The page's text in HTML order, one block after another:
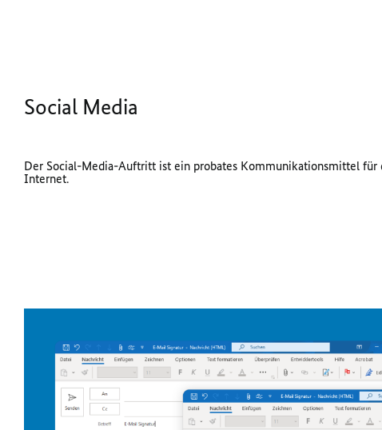
Social Media
Der Social-Media-Auftritt ist ein probates Kommunikationsmittel für
Internet.